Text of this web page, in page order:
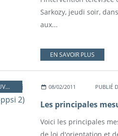
Sarkozy, jeudi soir,
aux...
EN SAVOIR PLUS
ACTION PRÉSIDENTIELLE ET GOUVERNEMENTALE 08/02/2011 PUBLIÉ
Voici les principales